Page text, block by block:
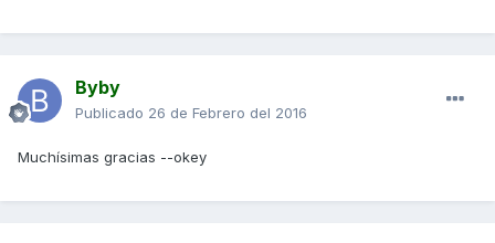
Byby
Publicado 26 de Febrero del 2016
Muchísimas gracias --okey